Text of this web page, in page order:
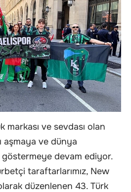
markası ve sevdası olan
aşmaya ve dünya
devam ediyor.
taraftarlarımız, New
düzenlenen 43. Türk